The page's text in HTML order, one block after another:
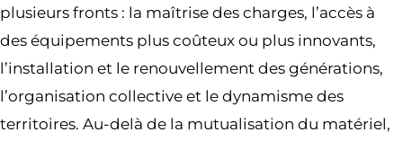
plusieurs fronts : la maîtrise des charges, l’accès à
des équipements plus coûteux ou plus innovants,
l’installation et le renouvellement des générations,
l’organisation collective et le dynamisme des
territoires. Au-delà de la mutualisation du matériel,